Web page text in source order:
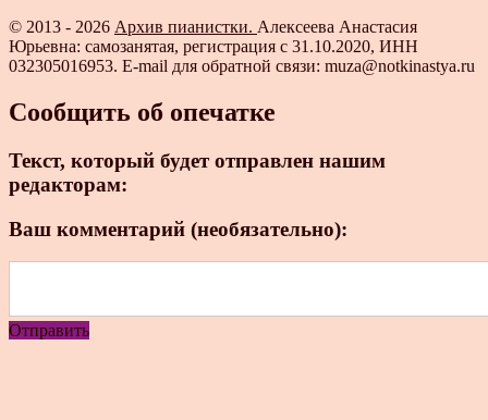
© 2013 - 2026 Архив пианистки. Алексеева Анастасия
Юрьевна: самозанятая, регистрация с 31.10.2020, ИНН
032305016953. E-mail для обратной связи: muza@notkinastya.ru
Сообщить об опечатке
Текст, который будет отправлен нашим
редакторам:
Ваш комментарий (необязательно):
Отправить